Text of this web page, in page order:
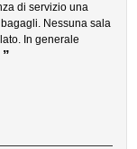
di servizio una
Nessuna sala
In generale
”